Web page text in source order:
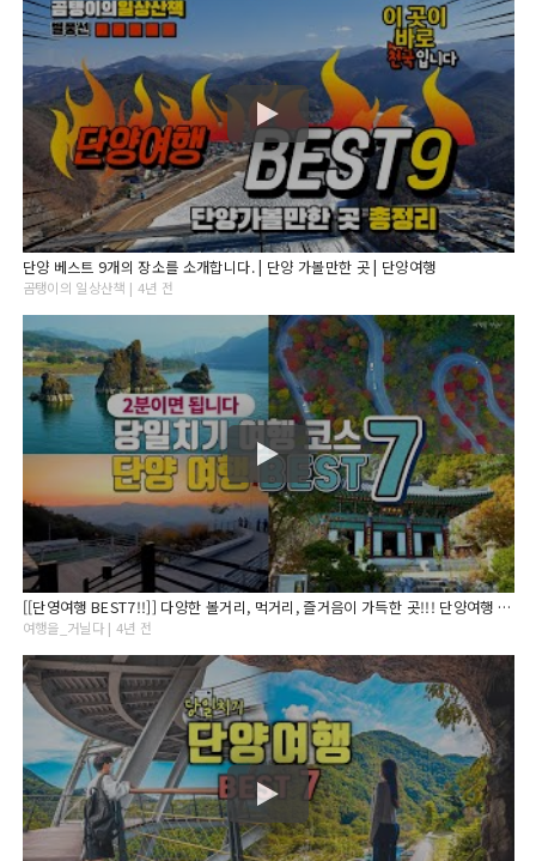
단양 베스트 9개의 장소를 소개합니다. | 단양 가볼만한 곳 | 단양여행
곰탱이의 일상산책 | 4년 전
[[단영여행 BEST7!!]] 다양한 볼거리, 먹거리, 즐거음이 가득한 곳!!! 단양여행 추천 / 단양 가볼만한곳 / 국내여행 추천 / 11월 국내여행 가볼만한 곳
여행을_거닐다 | 4년 전